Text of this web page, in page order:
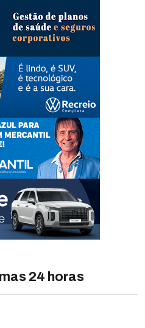
24 horas